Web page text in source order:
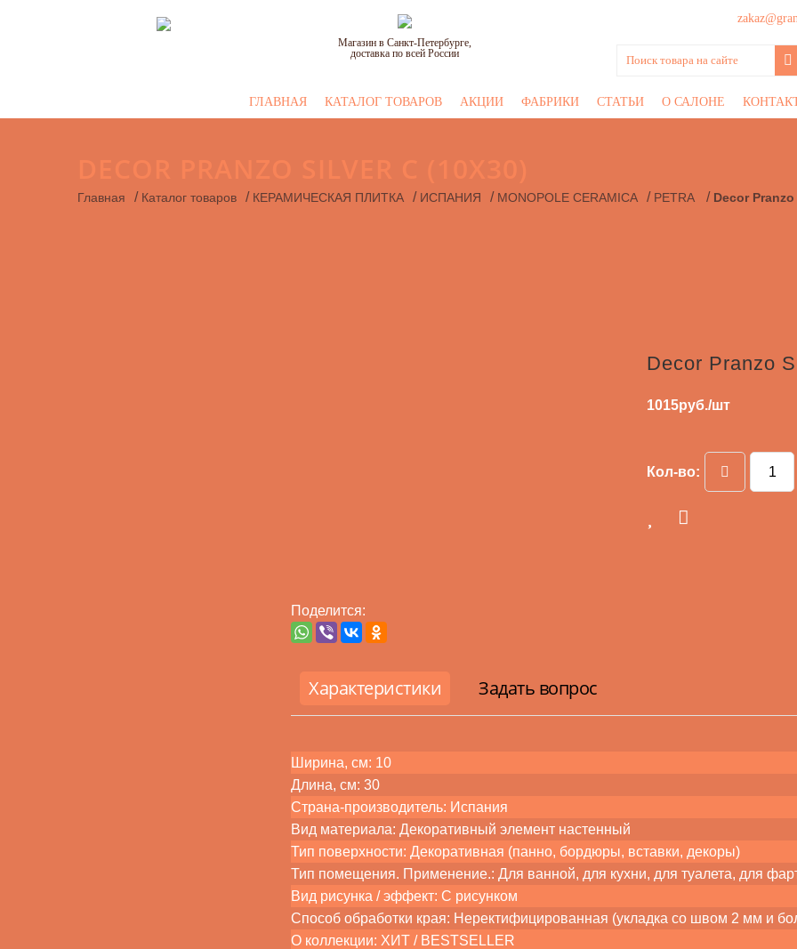
Магазин в Санкт-Петербурге,
доставка по всей России
ГЛАВНАЯ КАТАЛОГ ТОВАРОВ АКЦИИ ФАБРИКИ СТАТЬИ О САЛОНЕ
Главная / Каталог товаров / КЕРАМИЧЕСКАЯ ПЛИТКА / ИСПАНИЯ / MONOPOLE CERAMICA / PETRA / Decor
Decor Pranzo
1015руб./шт
Кол-во:
Поделится:
Характеристики Задать вопрос
Ширина, см: 10
Длина, см: 30
Страна-производитель: Испания
Вид материала: Декоративный элемент настенный
Тип поверхности: Декоративная (панно, бордюры, вставки, декоры)
Тип помещения. Применение.: Для ванной, для кухни, для туалета, для
Вид рисунка / эффект: С рисунком
Способ обработки края: Неректифицированная (укладка со швом 2 мм и
О коллекции: ХИТ / BESTSELLER